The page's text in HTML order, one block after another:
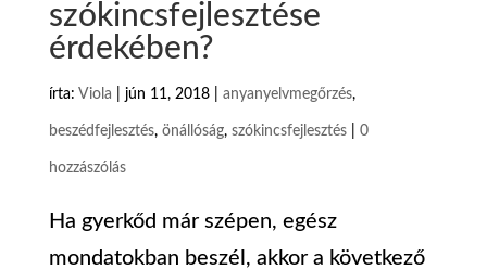
szókincsfejlesztése
érdekében?
írta: Viola jún 11, 2018| anyanyelvmegőrzés,
beszédfejlesztés, önállóság, szókincsfejlesztés| 0
hozzászólás
Ha gyerkőd már szépen, egész
mondatokban beszél, akkor a következő